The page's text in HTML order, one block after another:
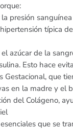
presión
típica
azúcar de la
Esto hace
Gestacional, que
en la madre y el
del Colágeno,
que se